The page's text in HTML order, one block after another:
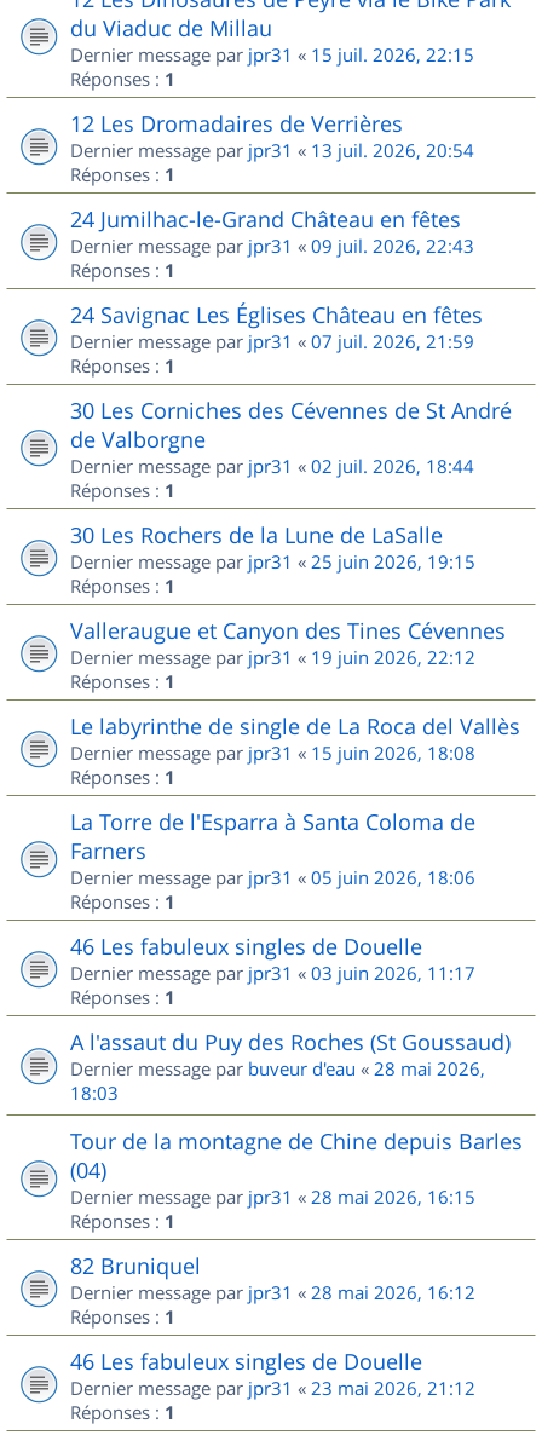
du Viaduc de Millau
Dernier message par jpr31 « 15 juil. 2026, 22:15
Réponses : 1
12 Les Dromadaires de Verrières
Dernier message par jpr31 « 13 juil. 2026, 20:54
Réponses : 1
24 Jumilhac-le-Grand Château en fêtes
Dernier message par jpr31 « 09 juil. 2026, 22:43
Réponses : 1
24 Savignac Les Églises Château en fêtes
Dernier message par jpr31 « 07 juil. 2026, 21:59
Réponses : 1
30 Les Corniches des Cévennes de St André
de Valborgne
Dernier message par jpr31 « 02 juil. 2026, 18:44
Réponses : 1
30 Les Rochers de la Lune de LaSalle
Dernier message par jpr31 « 25 juin 2026, 19:15
Réponses : 1
Valleraugue et Canyon des Tines Cévennes
Dernier message par jpr31 « 19 juin 2026, 22:12
Réponses : 1
Le labyrinthe de single de La Roca del Vallès
Dernier message par jpr31 « 15 juin 2026, 18:08
Réponses : 1
La Torre de l'Esparra à Santa Coloma de
Farners
Dernier message par jpr31 « 05 juin 2026, 18:06
Réponses : 1
46 Les fabuleux singles de Douelle
Dernier message par jpr31 « 03 juin 2026, 11:17
Réponses : 1
A l'assaut du Puy des Roches (St Goussaud)
Dernier message par buveur d'eau « 28 mai 2026,
18:03
Tour de la montagne de Chine depuis Barles
(04)
Dernier message par jpr31 « 28 mai 2026, 16:15
Réponses : 1
82 Bruniquel
Dernier message par jpr31 « 28 mai 2026, 16:12
Réponses : 1
46 Les fabuleux singles de Douelle
Dernier message par jpr31 « 23 mai 2026, 21:12
Réponses : 1